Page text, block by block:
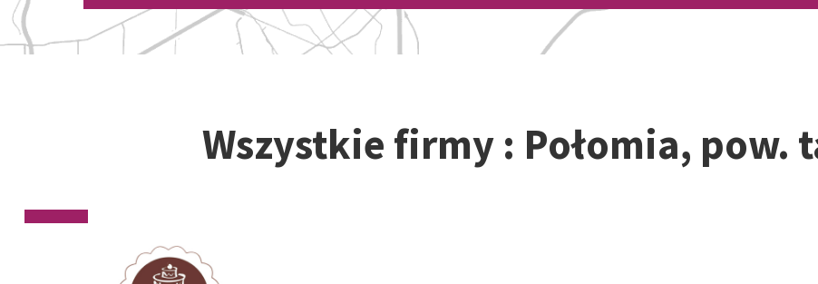
Wszystkie firmy : Połomia, pow.